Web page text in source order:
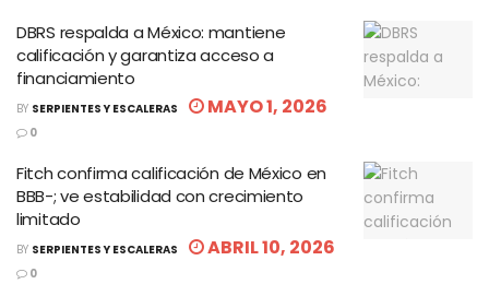
DBRS respalda a México: mantiene
calificación y garantiza acceso a
financiamiento
BY SERPIENTES Y ESCALERAS MAYO 1, 2026
0
Fitch confirma calificación de México en
BBB-; ve estabilidad con crecimiento
limitado
BY SERPIENTES Y ESCALERAS ABRIL 10, 2026
0